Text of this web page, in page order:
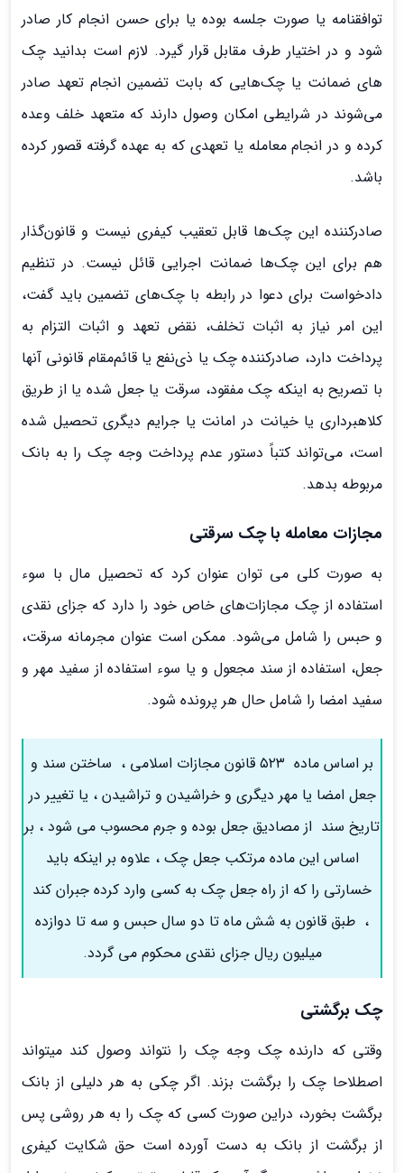
توافقنامه یا صورت جلسه بوده یا برای حسن انجام کار صادر
شود و در اختیار طرف مقابل قرار گیرد. لازم است بدانید چک­‌
های ضمانت یا چک‌­هایی که بابت تضمین انجام تعهد صادر
می‌شوند در شرایطی امکان وصول دارند که متعهد خلف وعده
کرده و در انجام معامله یا تعهدی که به عهده گرفته قصور کرده
باشد.
صادرکننده این چک­‌ها قابل تعقیب کیفری نیست و قانون­‌گذار
هم برای این چک‌ها ضمانت اجرایی قائل نیست. در تنظیم
دادخواست برای دعوا در رابطه با چک‌های تضمین باید گفت،
این امر نیاز به اثبات تخلف، نقض تعهد و اثبات التزام به
پرداخت دارد، صادرکننده چک یا ذی‌نفع یا قائم‌مقام قانونی آن­ها
با تصریح به اینکه چک مفقود، سرقت یا جعل شده یا از طریق
کلاهبرداری یا خیانت در امانت یا جرایم دیگری تحصیل شده
است، می‌تواند کتباً دستور عدم پرداخت وجه چک را به بانک
مربوطه بدهد.
مجازات معامله با چک سرقتی
به صورت کلی می توان عنوان کرد که تحصیل مال با سوء
استفاده از چک مجازات‌های خاص خود را دارد که جزای نقدی
و حبس را شامل می‌شود. ممکن است عنوان مجرمانه سرقت،
جعل، استفاده از سند مجعول و یا سوء استفاده از سفید مهر و
سفید امضا را شامل حال هر پرونده شود.
بر اساس ماده ۵۲۳ قانون مجازات اسلامی ، ساختن سند و
جعل امضا یا مهر دیگری و خراشیدن و تراشیدن ، یا تغییر در
تاریخ سند از مصادیق جعل بوده و جرم محسوب می شود ، بر
اساس این ماده مرتکب جعل چک ، علاوه بر اینکه باید
خسارتی را که از راه جعل چک به کسی وارد کرده جبران کند
، طبق قانون به شش ماه تا دو سال حبس و سه تا دوازده
میلیون ریال جزای نقدی محکوم می گردد.
چک برگشتی
وقتی که دارنده چک وجه چک را نتواند وصول کند می­تواند
اصطلاحا چک را برگشت بزند. اگر چکی به هر دلیلی از بانک
برگشت بخورد، دراین صورت کسی که چک را به هر روشی پس
از برگشت از بانک به دست آورده است حق شکایت کیفری